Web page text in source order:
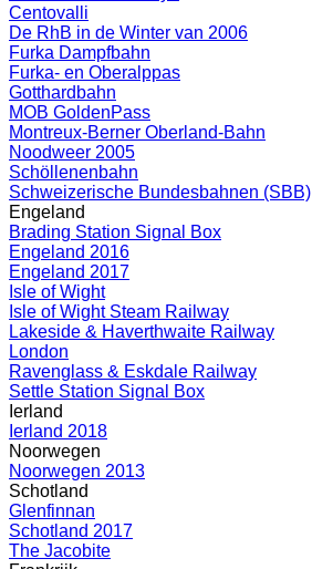
Centovalli
De RhB in de Winter van 2006
Furka Dampfbahn
Furka- en Oberalppas
Gotthardbahn
MOB GoldenPass
Montreux-Berner Oberland-Bahn
Noodweer 2005
Schöllenenbahn
Schweizerische Bundesbahnen (SBB)
Engeland
Brading Station Signal Box
Engeland 2016
Engeland 2017
Isle of Wight
Isle of Wight Steam Railway
Lakeside & Haverthwaite Railway
London
Ravenglass & Eskdale Railway
Settle Station Signal Box
Ierland
Ierland 2018
Noorwegen
Noorwegen 2013
Schotland
Glenfinnan
Schotland 2017
The Jacobite